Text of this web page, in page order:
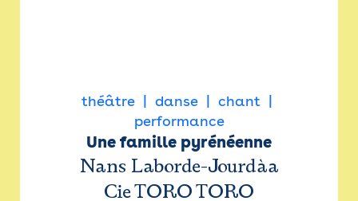
théâtre danse
chant
performance
Une famille pyrénéenne
Nans Laborde-Jourdàa
Cie TORO TORO